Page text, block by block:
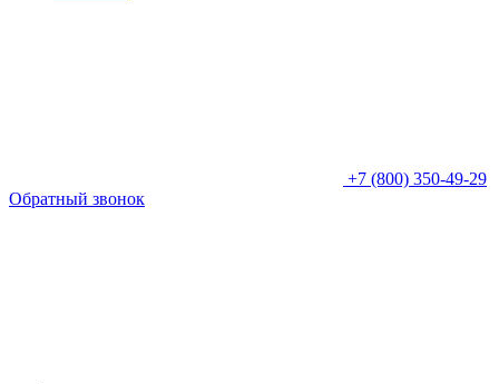
+7 (800) 350-49-29
Обратный звонок